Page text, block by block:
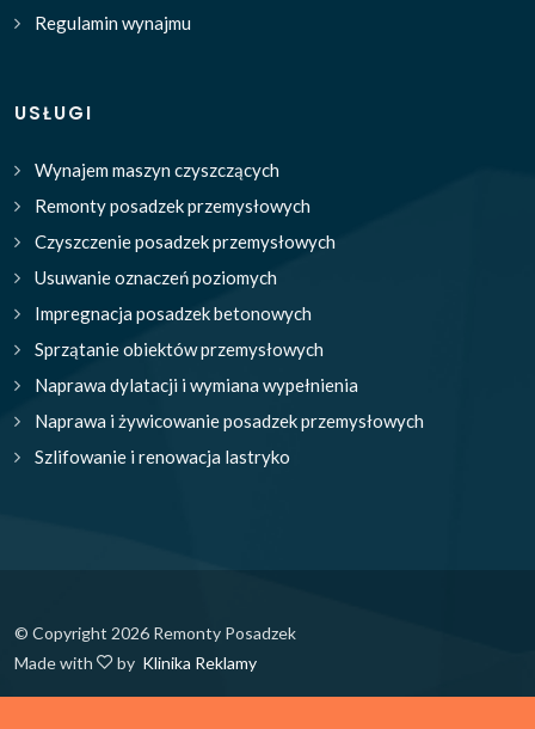
Regulamin wynajmu
USŁUGI
Wynajem maszyn czyszczących
Remonty posadzek przemysłowych
Czyszczenie posadzek przemysłowych
Usuwanie oznaczeń poziomych
Impregnacja posadzek betonowych
Sprzątanie obiektów przemysłowych
Naprawa dylatacji i wymiana wypełnienia
Naprawa i żywicowanie posadzek przemysłowych
Szlifowanie i renowacja lastryko
© Copyright 2026 Remonty Posadzek
Made with
by Klinika Reklamy